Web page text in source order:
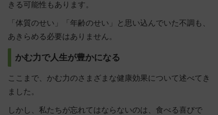
きる可能性もあります。
「体質のせい」「年齢のせい」と思い込んでいた不調も、
あきらめる必要はありません。
かむ力で人生が豊かになる
ここまで、かむ力のさまざまな健康効果について述べてき
ました。
しかし、私たちが忘れてはならないのは、食べる喜びで